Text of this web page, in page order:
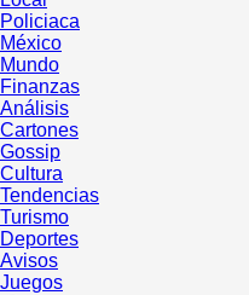
Policiaca
México
Mundo
Finanzas
Análisis
Cartones
Gossip
Cultura
Tendencias
Turismo
Deportes
Avisos
Juegos